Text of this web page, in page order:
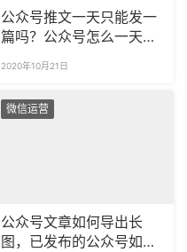
公众号推文一天只能发一
篇吗？公众号怎么一天推
2020年10月21日
微信运营
公众号文章如何导出长
图，已发布的公众号如何